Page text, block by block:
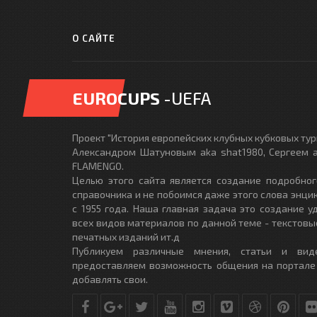
О САЙТЕ
EUROCUPS -UEFA
Проект "История европейских клубных кубковых
Александром Шатуновым aka shat1980, Сергеем
FLAMENGO.
Целью этого сайта является создание
справочника и не побоимся даже этого слова
с 1955 года. Наша главная задача это создание
всех видов материалов по данной теме -
печатных изданий ит.д
Публикуем различные мнения, статьи и
предоставляем возможность общения на
добавлять свои.